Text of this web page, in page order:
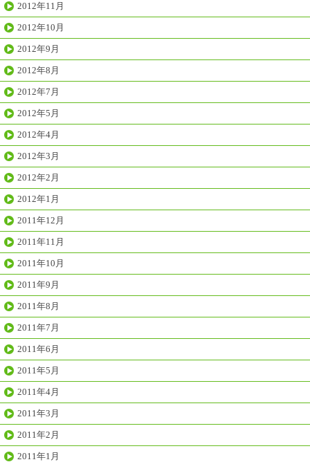
2012年11月
2012年10月
2012年9月
2012年8月
2012年7月
2012年5月
2012年4月
2012年3月
2012年2月
2012年1月
2011年12月
2011年11月
2011年10月
2011年9月
2011年8月
2011年7月
2011年6月
2011年5月
2011年4月
2011年3月
2011年2月
2011年1月